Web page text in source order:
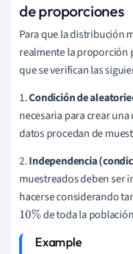
de proporciones
Para que la distribución
realmente la
que se verifican las
1.Condición de
necesaria para crear
datos procedan de
2.Independencia
muestreados deben ser
hacerse considerando
10% de toda la